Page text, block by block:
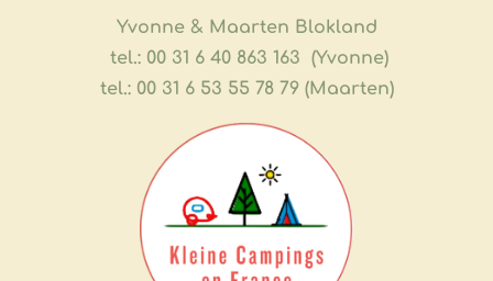
​Yvonne & Maarten Blokland
tel.: 00 31 6 40 863 163 (Yvonne)
tel.: 00 31 6 53 55 78 79 (Maarten)